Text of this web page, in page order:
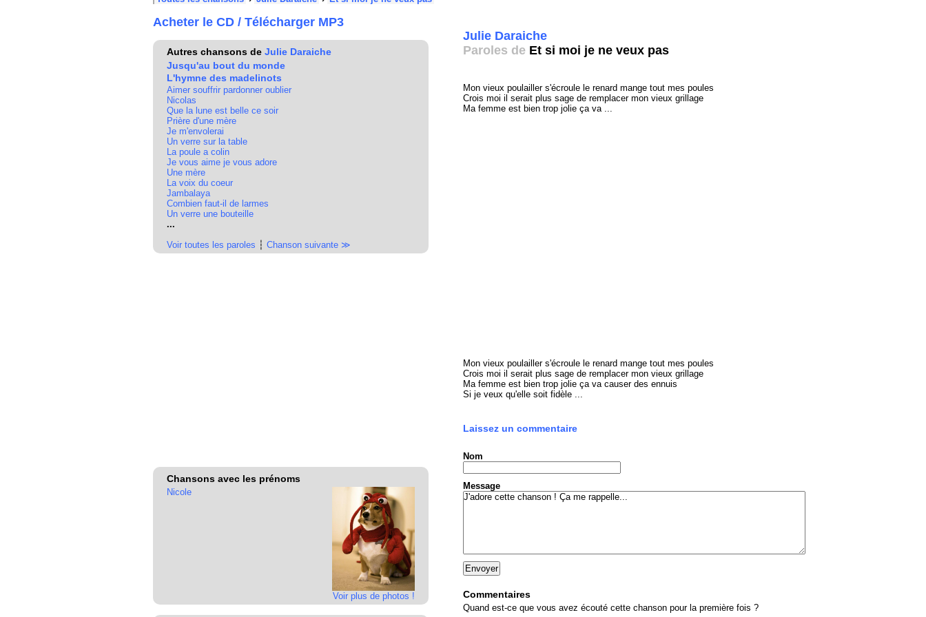
Acheter le CD / Télécharger MP3
Autres chansons de Julie Daraiche
Jusqu'au bout du monde
L'hymne des madelinots
Aimer souffrir pardonner oublier
Nicolas
Que la lune est belle ce soir
Prière d'une mère
Je m'envolerai
Un verre sur la table
La poule a colin
Je vous aime je vous adore
Une mère
La voix du coeur
Jambalaya
Combien faut-il de larmes
Un verre une bouteille
...
Voir toutes les paroles ┆ Chanson suivante ≫
Chansons avec les prénoms
Voir plus de photos !
Nicole
Julie Daraiche
Paroles de Et si moi je ne veux pas
Mon vieux poulailler s'écroule le renard mange tout mes poules
Crois moi il serait plus sage de remplacer mon vieux grillage
Ma femme est bien trop jolie ça va ...
Mon vieux poulailler s'écroule le renard mange tout mes poules
Crois moi il serait plus sage de remplacer mon vieux grillage
Ma femme est bien trop jolie ça va causer des ennuis
Si je veux qu'elle soit fidèle ...
Laissez un commentaire
Nom
Message
Commentaires
Quand est-ce que vous avez écouté cette chanson pour la première fois ?